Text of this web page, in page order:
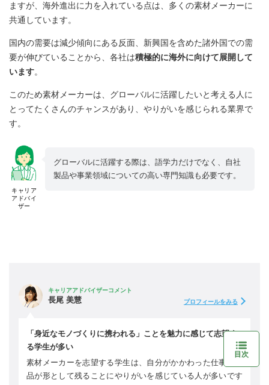
ますが、海外進出に力を入れている点は、多くの素材メーカーに
共通しています。
国内の需要は減少傾向にある反面、新興国を含めた諸外国での需
要が伸びていることから、各社は積極的に海外に向けて展開して
います。
このため素材メーカーは、グローバルに活躍したいと考える人に
とってたくさんのチャンスがあり、やりがいを感じられる業界で
す。
キャリア
アドバイ
ザー
グローバルに活躍する際は、語学力だけでなく、自社
製品や事業領域についての高い専門知識も必要です。
キャリアアドバイザーコメント
長尾 美慧 プロフィールをみる
「身近なモノづくりに携われる」ことを魅力に感じて志望す
る学生が多い
素材メーカーを志望する学生は、自分がかかわった仕事や商
品が形として残ることにやりがいを感じている人が多いです
目次